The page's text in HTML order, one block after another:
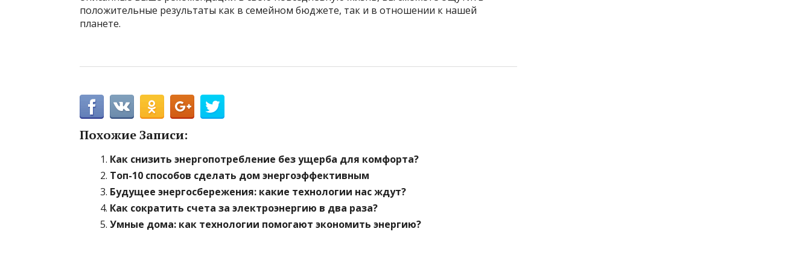
положительные результаты как в семейном бюджете, так и в отношении к нашей
планете.
Похожие Записи:
Как снизить энергопотребление без ущерба для комфорта?
Топ-10 способов сделать дом энергоэффективным
Будущее энергосбережения: какие технологии нас ждут?
Как сократить счета за электроэнергию в два раза?
Умные дома: как технологии помогают экономить энергию?